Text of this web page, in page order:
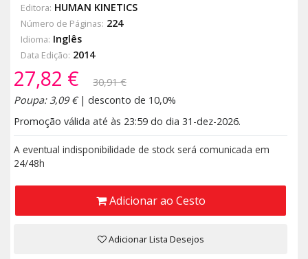
Editora: HUMAN KINETICS
Número de Páginas: 224
Idioma: Inglês
Data Edição: 2014
27,82 €
30,91 €
Poupa: 3,09 €| desconto de 10,0%
Promoção válida até às 23:59 do dia 31-dez-2026.
A eventual indisponibilidade de stock será comunicada em
24/48h
Adicionar ao Cesto
Adicionar Lista Desejos